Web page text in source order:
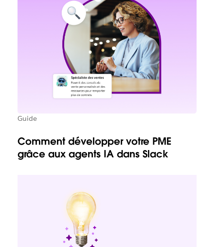
Guide
Comment développer votre PME
grâce aux agents IA dans Slack